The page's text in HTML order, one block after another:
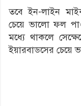
তবে ইন-লাইন
চেয়ে ভালো ফল
মধ্যে থাকলে
ইয়ারবাডসের চেয়ে